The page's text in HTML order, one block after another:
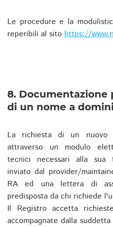
Le procedure e la
reperibili al sito https://
8. Documentazione
di un nome a
La richiesta di un nuovo
attraverso un modulo
tecnici necessari alla sua
inviato dal provider/
RA ed una lettera di
predisposta da chi richiede
Il Registro accetta
accompagnate dalla